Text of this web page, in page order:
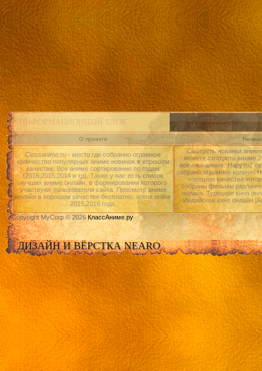
ИНФОРМАЦИОННЫЙ БЛОК
О проекте
Classanime.ru - место где собранно огромное
количество популярных аниме новинок в хорошем
качестве. Все аниме сортированно по годам
(2016,2015,2014 и тд). Также у нас есть список
лучших аниме онлайн, в формировании которого
участвуют пользователи сайта. Просмотр аниме
онлайн в хорошем качестве бесплатно. anime online
2015,2016 года.
Смотреть новинки
можете смотреть аниме
новинки аниме: Наруто2
собрано огромное
хорошем качестве
собраны фильмы
онлайн, Турецкое кино
Индийское кино
Copyright MyCorp © 2026КлассАниме.ру
ДИЗАЙН И ВЁРСТКА NEARO